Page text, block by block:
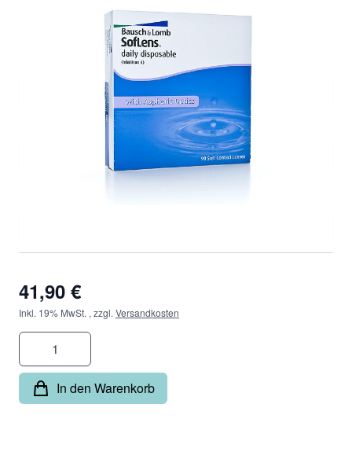
Korrektionswerte
41,90 €
Inkl. 19% MwSt. , zzgl. Versandkosten
Menge
In den Warenkorb